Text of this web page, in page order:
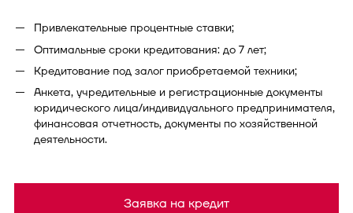
Привлекательные процентные ставки;
Оптимальные сроки кредитования: до 7 лет;
Кредитование под залог приобретаемой техники;
Анкета, учредительные и регистрационные документы
юридического лица/индивидуального предпринимателя,
финансовая отчетность, документы по хозяйственной
деятельности.
Заявка на кредит